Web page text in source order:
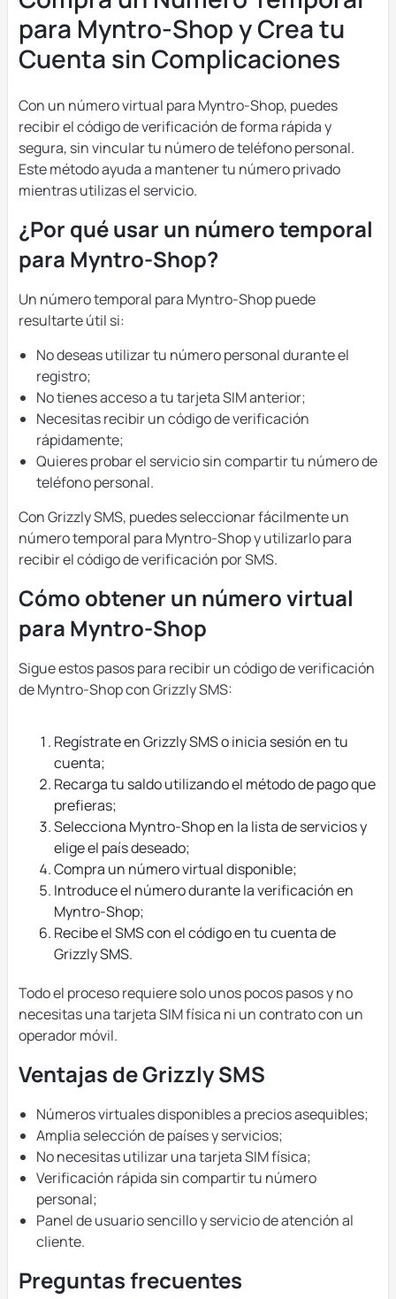
para Myntro-Shop y Crea tu
Cuenta sin Complicaciones
Con un número virtual para Myntro-Shop, puedes
recibir el código de verificación de forma rápida y
segura, sin vincular tu número de teléfono personal.
Este método ayuda a mantener tu número privado
mientras utilizas el servicio.
¿Por qué usar un número temporal
para Myntro-Shop?
Un número temporal para Myntro-Shop puede
resultarte útil si:
No deseas utilizar tu número personal durante el
registro;
No tienes acceso a tu tarjeta SIM anterior;
Necesitas recibir un código de verificación
rápidamente;
Quieres probar el servicio sin compartir tu número de
teléfono personal.
Con Grizzly SMS, puedes seleccionar fácilmente un
número temporal para Myntro-Shop y utilizarlo para
recibir el código de verificación por SMS.
Cómo obtener un número virtual
para Myntro-Shop
Sigue estos pasos para recibir un código de verificación
de Myntro-Shop con Grizzly SMS:
Regístrate en Grizzly SMS o inicia sesión en tu
cuenta;
Recarga tu saldo utilizando el método de pago que
prefieras;
Selecciona Myntro-Shop en la lista de servicios y
elige el país deseado;
Compra un número virtual disponible;
Introduce el número durante la verificación en
Myntro-Shop;
Recibe el SMS con el código en tu cuenta de
Grizzly SMS.
Todo el proceso requiere solo unos pocos pasos y no
necesitas una tarjeta SIM física ni un contrato con un
operador móvil.
Ventajas de Grizzly SMS
Números virtuales disponibles a precios asequibles;
Amplia selección de países y servicios;
No necesitas utilizar una tarjeta SIM física;
Verificación rápida sin compartir tu número
personal;
Panel de usuario sencillo y servicio de atención al
cliente.
Preguntas frecuentes